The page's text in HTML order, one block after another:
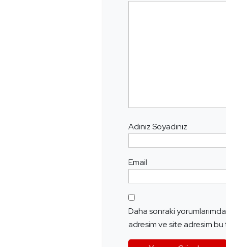
Adınız Soyadınız
Email
Daha sonraki
adresim ve site adresim bu